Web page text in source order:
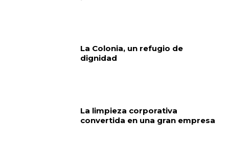
La Colonia, un refugio de
dignidad
La limpieza corporativa
convertida en una gran empresa